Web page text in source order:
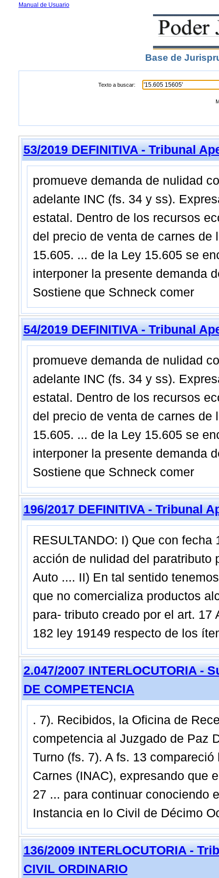
Manual de Usuario
Base de
Texto a buscar:
53/2019 DEFINITIVA - Tribunal
promueve demanda de nulidad
adelante INC (fs. 34 y ss).
estatal. Dentro de los recursos
del precio de venta de carnes
15.605. ... de la Ley 15.605 se
interponer la presente demanda
Sostiene que Schneck comer
54/2019 DEFINITIVA - Tribunal
promueve demanda de nulidad
adelante INC (fs. 34 y ss).
estatal. Dentro de los recursos
del precio de venta de carnes
15.605. ... de la Ley 15.605 se
interponer la presente demanda
Sostiene que Schneck comer
196/2017 DEFINITIVA - Tribunal
RESULTANDO: I) Que con
acción de nulidad del paratributo
Auto .... II) En tal sentido
que no comercializa productos
para- tributo creado por el art. 17
182 ley 19149 respecto de los
2.047/2007 INTERLOCUTORIA -
DE COMPETENCIA
. 7). Recibidos, la Oficina de
competencia al Juzgado de Paz
Turno (fs. 7). A fs. 13
Carnes (INAC), expresando que
27 ... para continuar conociendo
Instancia en lo Civil de Décimo
136/2009 INTERLOCUTORIA -
CIVIL ORDINARIO